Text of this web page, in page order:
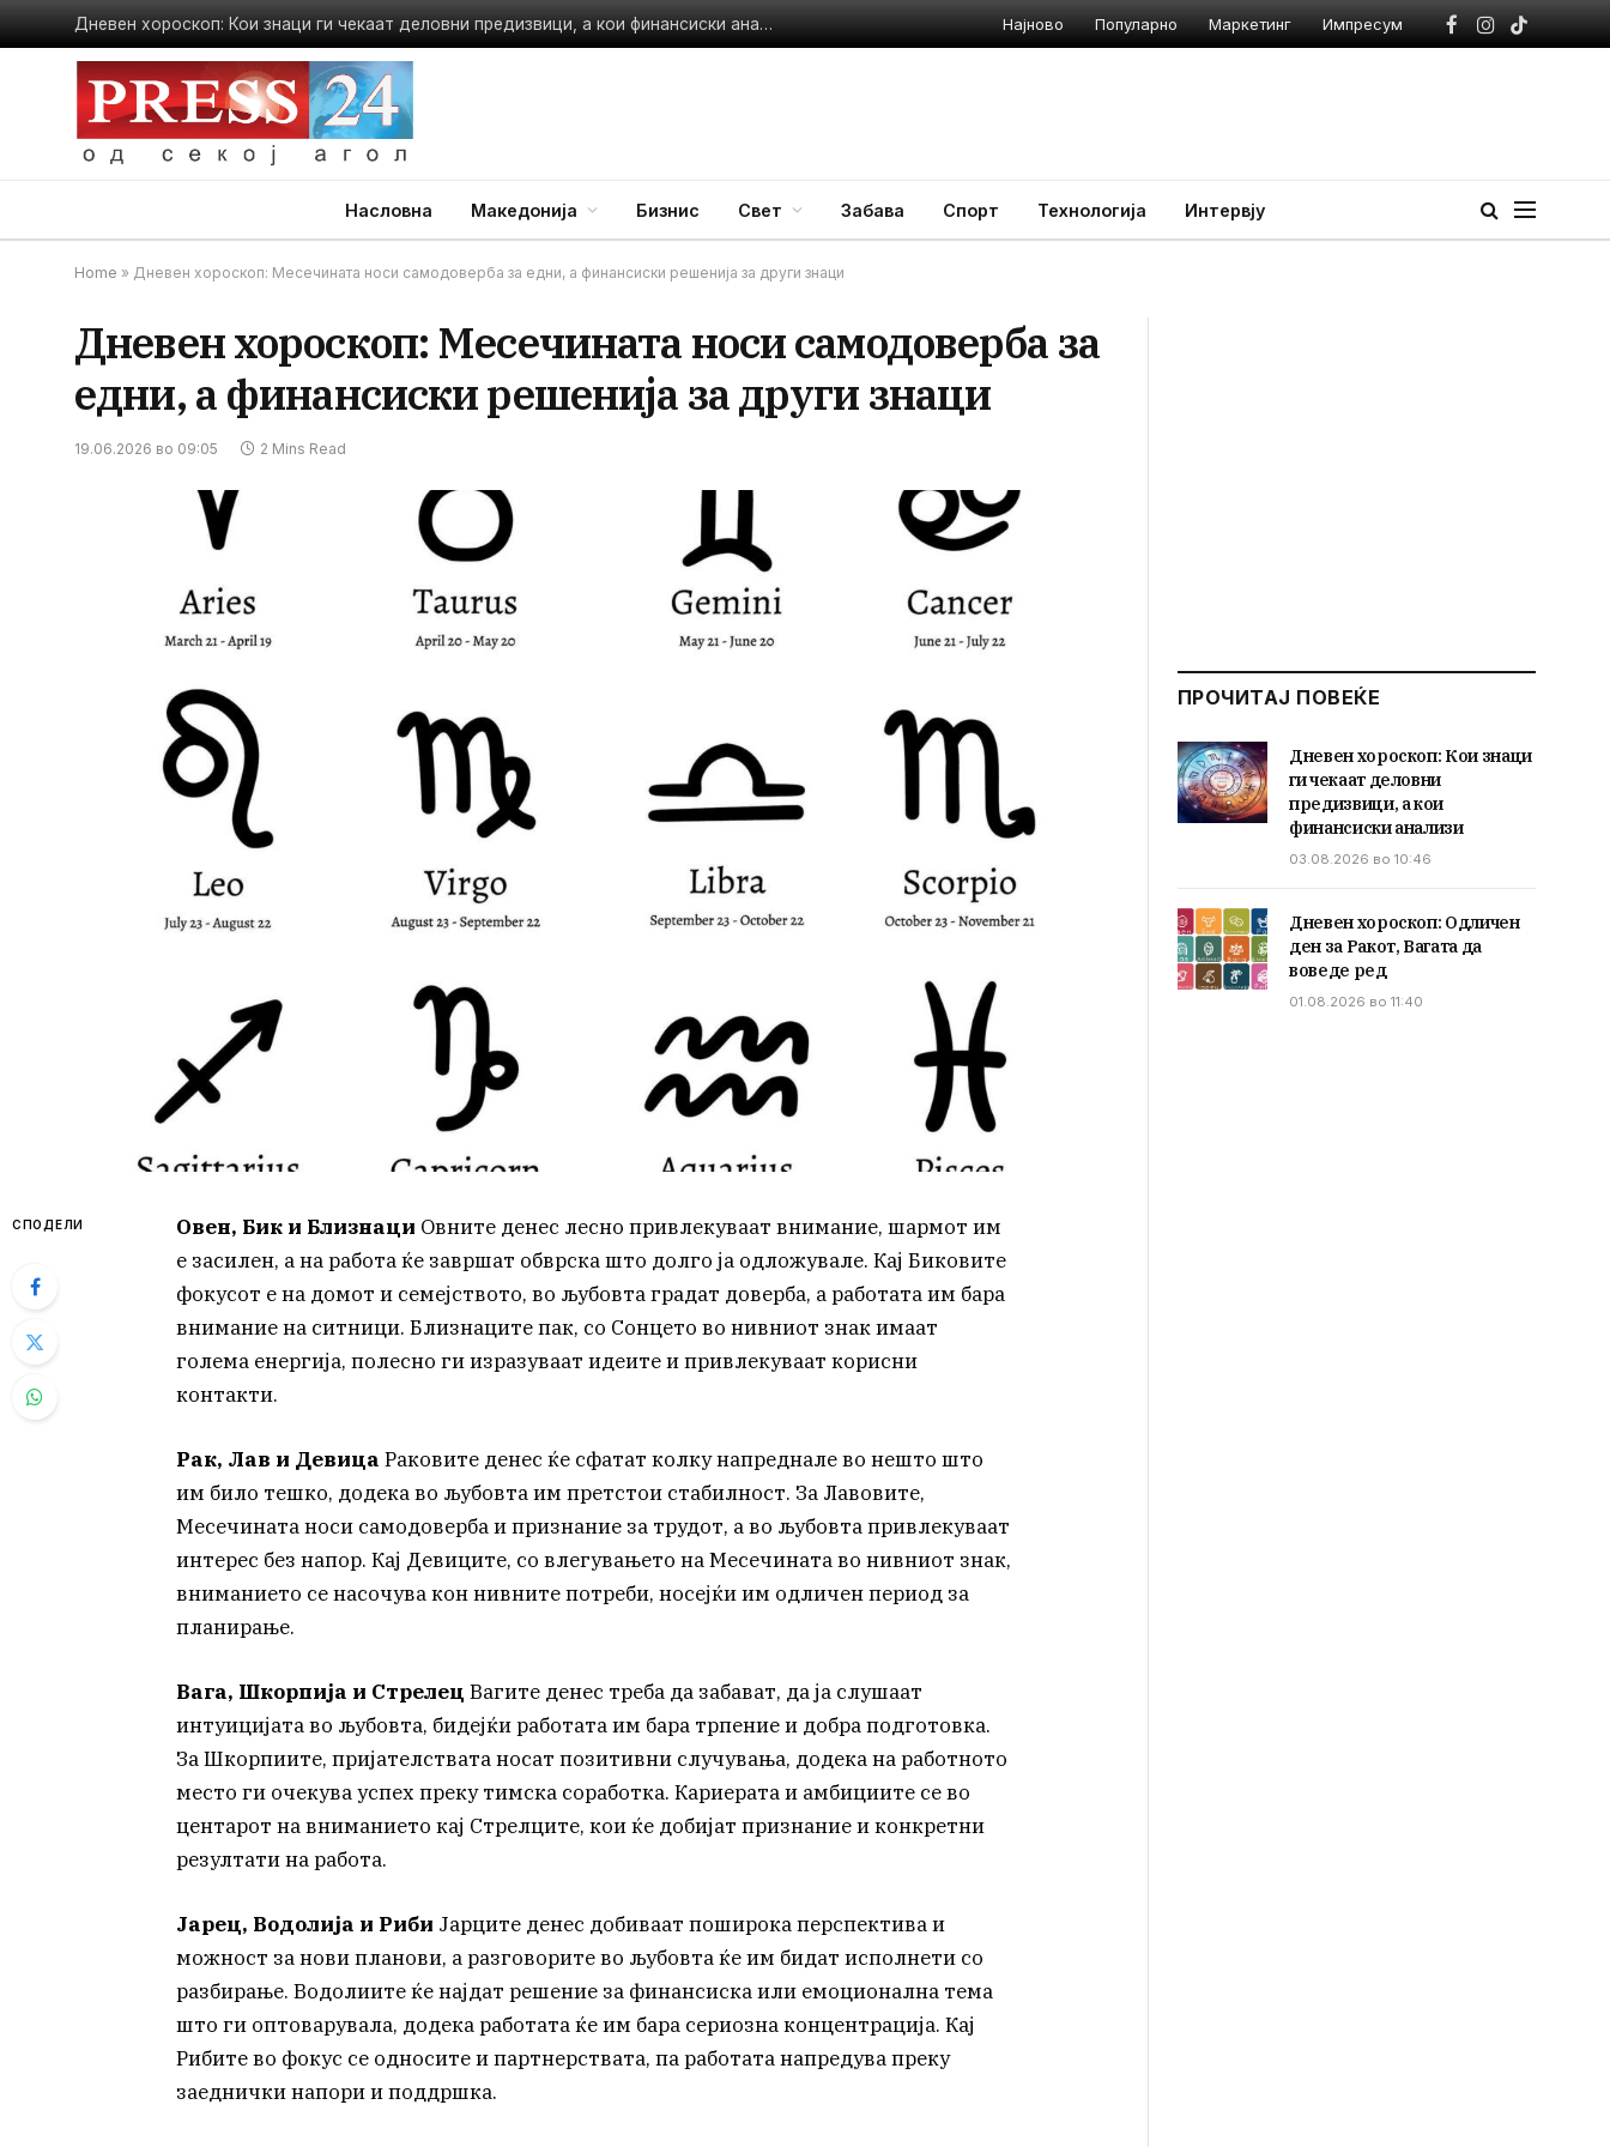
Дневен хороскоп: Кои знаци ги чекаат деловни предизвици, а кои финансиски анализи Најново Популарно Маркетинг Импресум
Facebook
Instagram
TikTok
Насловна Македонија Бизнис Свет Забава Спорт Технологија Интервју
Home » Дневен хороскоп: Месечината носи самодоверба за едни, а финансиски решенија за други знаци
Дневен хороскоп: Месечината носи самодоверба за
едни, а финансиски решенија за други знаци
19.06.2026 во 09:05 2 Mins Read
СПОДЕЛИ Овен, Бик и Близнаци Овните денес лесно привлекуваат внимание, шармот им
е засилен, а на работа ќе завршат обврска што долго ја одложувале. Кај Биковите
фокусот е на домот и семејството, во љубовта градат доверба, а работата им бара
внимание на ситници. Близнаците пак, со Сонцето во нивниот знак имаат
голема енергија, полесно ги изразуваат идеите и привлекуваат корисни
контакти.
Рак, Лав и Девица Раковите денес ќе сфатат колку напреднале во нешто што
им било тешко, додека во љубовта им претстои стабилност. За Лавовите,
Месечината носи самодоверба и признание за трудот, а во љубовта привлекуваат
интерес без напор. Кај Девиците, со влегувањето на Месечината во нивниот знак,
вниманието се насочува кон нивните потреби, носејќи им одличен период за
планирање.
Вага, Шкорпија и Стрелец Вагите денес треба да забават, да ја слушаат
интуицијата во љубовта, бидејќи работата им бара трпение и добра подготовка.
За Шкорпиите, пријателствата носат позитивни случувања, додека на работното
место ги очекува успех преку тимска соработка. Кариерата и амбициите се во
центарот на вниманието кај Стрелците, кои ќе добијат признание и конкретни
резултати на работа.
Јарец, Водолија и Риби Јарците денес добиваат поширока перспектива и
можност за нови планови, а разговорите во љубовта ќе им бидат исполнети со
разбирање. Водолиите ќе најдат решение за финансиска или емоционална тема
што ги оптоварувала, додека работата ќе им бара сериозна концентрација. Кај
Рибите во фокус се односите и партнерствата, па работата напредува преку
заеднички напори и поддршка.
ПРОЧИТАЈ ПОВЕЌЕ
Дневен хороскоп: Кои знаци
ги чекаат деловни
предизвици, а кои
финансиски анализи
03.08.2026 во 10:46
Дневен хороскоп: Одличен
ден за Ракот, Вагата да
воведе ред
01.08.2026 во 11:40